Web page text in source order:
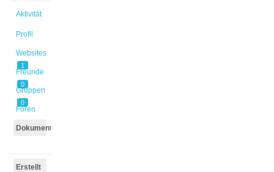
Aktivität
Profil
Websites
1
Freunde
0
Gruppen
0
Foren
Dokumente
Erstellt